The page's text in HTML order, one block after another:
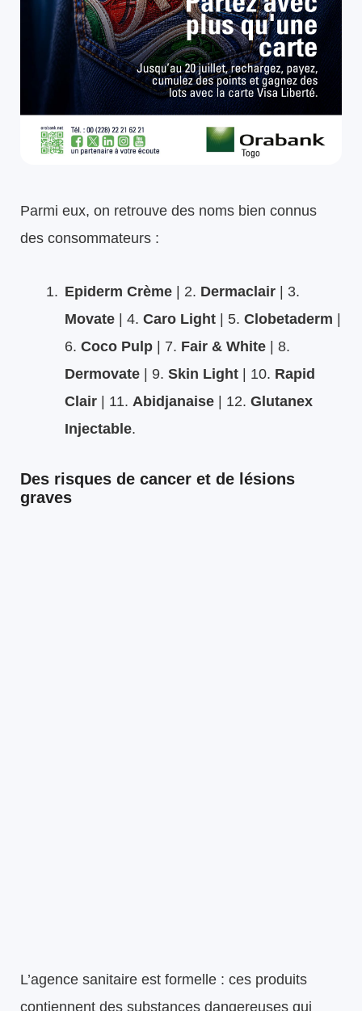
Parmi eux, on retrouve des noms bien connus
des consommateurs :
Epiderm Crème | 2. Dermaclair | 3.
Movate | 4. Caro Light | 5. Clobetaderm
6. Coco Pulp | 7. Fair & White | 8.
Dermovate | 9. Skin Light | 10. Rapid
Clair | 11. Abidjanaise | 12. Glutanex
Injectable.
Des risques de cancer et de lésions
graves
L’agence sanitaire est formelle : ces produits
contiennent des substances dangereuses qui